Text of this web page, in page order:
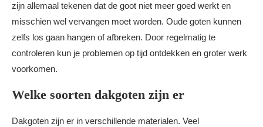
zijn allemaal tekenen dat de goot niet meer goed werkt en
misschien wel vervangen moet worden. Oude goten kunnen
zelfs los gaan hangen of afbreken. Door regelmatig te
controleren kun je problemen op tijd ontdekken en groter werk
voorkomen.
Welke soorten dakgoten zijn er
Dakgoten zijn er in verschillende materialen. Veel